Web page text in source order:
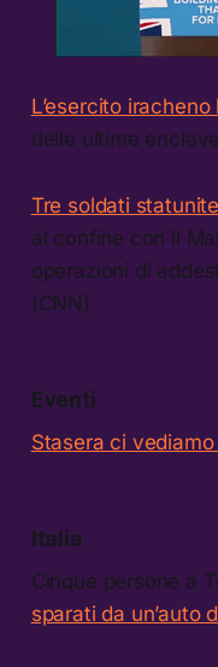
L’esercito
delle ultime
Tre soldati
al confine con il
operazioni di
(CNN)
Eventi
Stasera ci vediamo
Italia
Cinque persone a
sparati da un’auto